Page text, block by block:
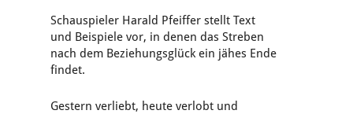
Schauspieler Harald Pfeiffer stellt Text
und Beispiele vor, in denen das Streben
nach dem Beziehungsglück ein jähes Ende
findet.
Gestern verliebt, heute verlobt und